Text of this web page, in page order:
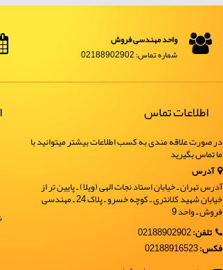
واحد مهندسی فروش
شماره تماس: 02188902902
اطلاعات تماس
در صورت علاقه مندی به کسب اطلاعات بیشتر میتوانید با
ما تماس بگیرید
آدرس
آدرس تهران ـ خیابان استاد نجات الهی (ویلا) ـ پایین تر از
خیابان شهید کلانتری ـ کوچه خسرو ـ پلاک 24 ـ مهندسی
فروش ـ واحد 9
تلفن:02188902902
فکس:02188916523